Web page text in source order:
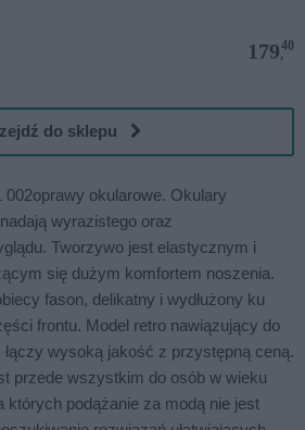
179,
40
do sklepu
okularowe. Okulary
wyrazistego oraz
Tworzywo jest elastycznym i
się dużym komfortem noszenia.
fason, delikatny i wydłużony ku
frontu. Model retro nawiązujący do
wysoką jakość z przystępną ceną.
przede wszystkim do osób w wieku
których podążanie za modą nie jest